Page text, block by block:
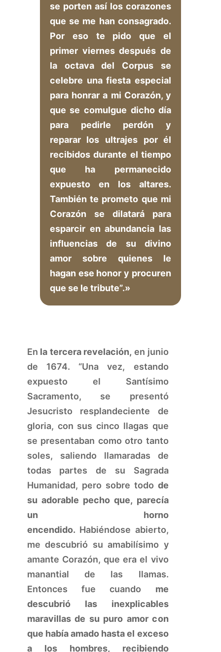
se porten así los corazones
que se me han consagrado.
Por eso te pido que el
primer viernes después de
la octava del Corpus se
celebre una fiesta especial
para honrar a mi Corazón, y
que se comulgue dicho día
para pedirle perdón y
reparar los ultrajes por él
recibidos durante el tiempo
que ha permanecido
expuesto en los altares.
También te prometo que mi
Corazón se dilatará para
esparcir en abundancia las
influencias de su divino
amor sobre quienes le
hagan ese honor y procuren
que se le tribute”.»
En la tercera revelación, en junio
de 1674. “Una vez, estando
expuesto el Santísimo
Sacramento, se presentó
Jesucristo resplandeciente de
gloria, con sus cinco llagas que
se presentaban como otro tanto
soles, saliendo llamaradas de
todas partes de su Sagrada
Humanidad, pero sobre todo de
su adorable pecho que, parecía
un horno
encendido. Habiéndose abierto,
me descubrió su amabilísimo y
amante Corazón, que era el vivo
manantial de las llamas.
Entonces fue cuando me
descubrió las inexplicables
maravillas de su puro amor con
que había amado hasta el exceso
a los hombres, recibiendo